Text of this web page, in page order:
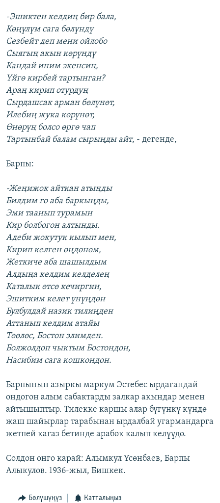
-Эшиктен келдиң бир бала,
Көңүлүм сага бөлүндү
Сезбейт деп мени ойлобо
Сыягың акын көрүндү
Кандай иним экенсиң,
Үйгө кирбей тартынган?
Араң кирип отурдуң
Сырдашсак арман бөлүнөт,
Илебиң жука көрүнөт,
Өнөрүң болсо өргө чап
Тартынбай балам сырыңды айт, - дегенде,
Барпы:
-Жеңижок айткан атыңды
Билдим го аба баркыңды,
Эми таанып турамын
Кир болбогон алтынды.
Адеби жокутук кылып мен,
Кирип келген өңдөнөм,
Жеткиче аба шашылдым
Алдыңа келдим келделең
Каталык өтсө кечиргин,
Эшитким келет үнүңдөн
Булбулдай назик тилиңден
Аттанып келдим атайы
Төөлөс, Бостон элимден.
Болжолдоп чыктым Бостондон,
Насибим сага кошкондон.
Барпынын азыркы маркум Эстебес ырдагандай
ондогон алым сабактарды залкар акындар менен
айтышыптыр. Тилекке каршы алар бүгүнкү күндө
жаш шайырлар тарабынан ырдалбай угармандарга
жетпей кагаз бетинде арабөк калып келүүдө.
Солдон онго карай: Алымкул Үсөнбаев, Барпы
Алыкулов. 1936-жыл, Бишкек.
Бөлүшүңүз Катталыңыз